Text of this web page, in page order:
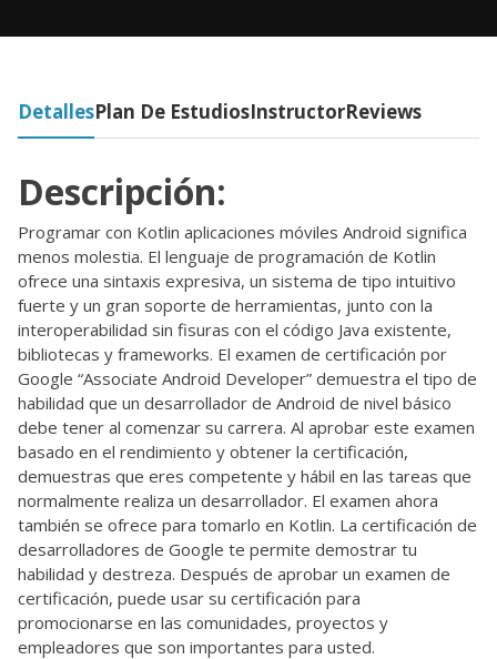
DetallesPlan De EstudiosInstructorReviews
Descripción:
Programar con Kotlin aplicaciones móviles Android significa
menos molestia. El lenguaje de programación de Kotlin
ofrece una sintaxis expresiva, un sistema de tipo intuitivo
fuerte y un gran soporte de herramientas, junto con la
interoperabilidad sin fisuras con el código Java existente,
bibliotecas y frameworks. El examen de certificación por
Google “Associate Android Developer” demuestra el tipo de
habilidad que un desarrollador de Android de nivel básico
debe tener al comenzar su carrera. Al aprobar este examen
basado en el rendimiento y obtener la certificación,
demuestras que eres competente y hábil en las tareas que
normalmente realiza un desarrollador. El examen ahora
también se ofrece para tomarlo en Kotlin. La certificación de
desarrolladores de Google te permite demostrar tu
habilidad y destreza. Después de aprobar un examen de
certificación, puede usar su certificación para
promocionarse en las comunidades, proyectos y
empleadores que son importantes para usted.